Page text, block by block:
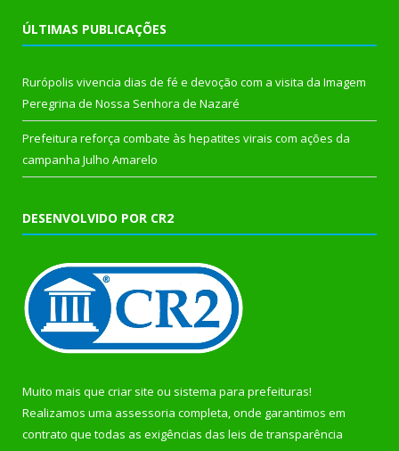
ÚLTIMAS PUBLICAÇÕES
Rurópolis vivencia dias de fé e devoção com a visita da Imagem
Peregrina de Nossa Senhora de Nazaré
Prefeitura reforça combate às hepatites virais com ações da
campanha Julho Amarelo
DESENVOLVIDO POR CR2
Muito mais que criar site ou sistema para prefeituras!
Realizamos uma assessoria completa, onde garantimos em
contrato que todas as exigências das leis de transparência